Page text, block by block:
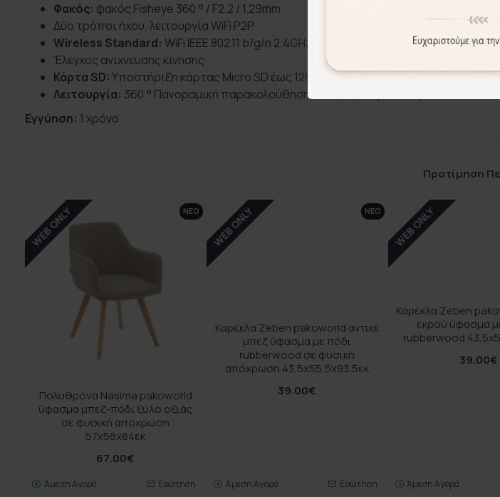
Φακός: φακός Fisheye 360 ° / F2.2 / 1.29mm
Δύο τρόποι ήχου, λειτουργία WiFi P2P
Wireless Standard: WiFi IEEE 802.11 b/g/n 2.4GHz
Έλεγχος ανίχνευσης κίνησης
Κάρτα SD:Υποστήριξη κάρτας Micro SD έως 128 GB
Λειτουργία: 360 ° Πανοραμική παρακολούθηση, Απομακρυσμένη παρακολούθηση,
Εγγύηση: 1 χρόνο
Προτίμηση
ΝΕΟ
WEB ONLY
Πολυθρόνα Nasima pakoworld
ύφασμα μπεζ-πόδι ξύλο οξιάς
σε φυσική απόχρωση
57x58x84εκ
67.00€
Άμεση Αγορά Ερώτηση
ΝΕΟ
WEB ONLY
Καρέκλα Zeben pakoworld αντικέ
μπεζ ύφασμα με πόδι
rubberwood σε φυσική
απόχρωση 43,5x55,5x93,5εκ
39.00€
Άμεση Αγορά Ερώτηση
WEB ONLY
Καρέκλα Zeben
εκρού ύφασμα
rubberwood
39.00€
Άμεση Αγορά